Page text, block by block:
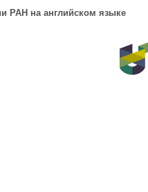
РАН на английском языке